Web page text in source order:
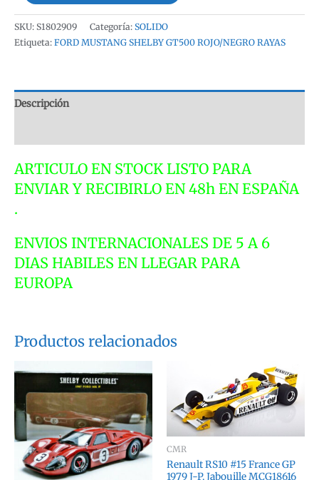
MUSTANG
SHELBY
GT500
RAYAS
SOLIDO
cantidad
SKU: S1802909 Categoría: SOLIDO
Etiqueta: FORD MUSTANG SHELBY GT500 ROJO/NEGRO RAYAS
Descripción
ARTICULO EN STOCK LISTO PARA
ENVIAR Y RECIBIRLO EN 48h EN ESPAÑA
.
ENVIOS INTERNACIONALES DE 5 A 6
DIAS HABILES EN LLEGAR PARA
EUROPA
Productos relacionados
CMR
Renault RS10 #15 France GP
1979 J-P. Jabouille MCG18616